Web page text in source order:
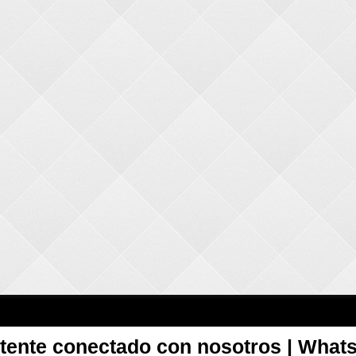
conectado con nosotros |